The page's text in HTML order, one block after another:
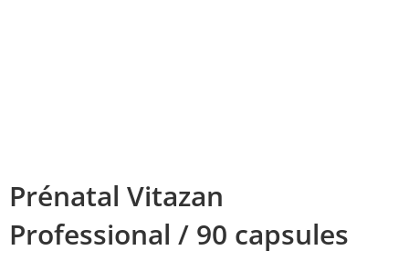
Prénatal Vitazan
Professional / 90 capsules